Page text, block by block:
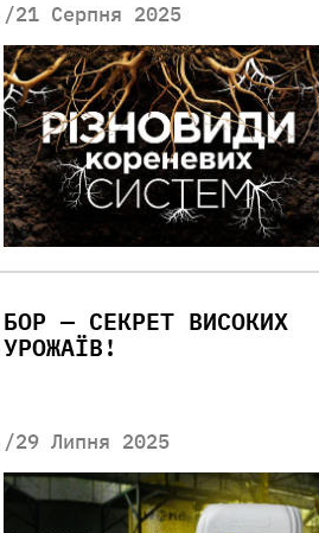
/21 Серпня 2025
БОР — СЕКРЕТ ВИСОКИХ
УРОЖАЇВ!
/29 Липня 2025